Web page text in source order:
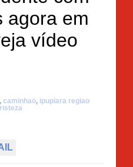
agora em
vídeo
, caminhao, ipupiara regiao